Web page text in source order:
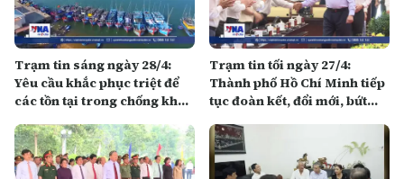
Trạm tin sáng ngày 28/4:
Yêu cầu khắc phục triệt để
các tồn tại trong chống khai
Trạm tin tối ngày 27/4:
Thành phố Hồ Chí Minh tiếp
tục đoàn kết, đổi mới, bứt